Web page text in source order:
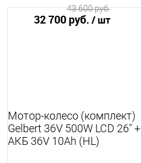
32 700 руб. / шт
43 600 руб.
Мотор-колесо (комплект)
Gelbert 36V 500W LCD 26" +
АКБ 36V 10Ah (HL)